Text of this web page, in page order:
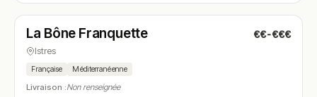
N° 25
La Bône Franquette €€-€€€
Istres
Française Méditerranéenne
Livraison :Non renseignée